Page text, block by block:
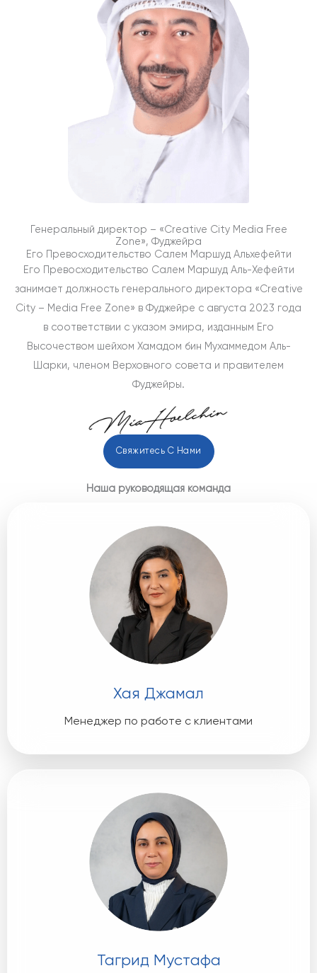
Генеральный директор – «Creative City Media Free
Zone», Фуджейра
Его Превосходительство Салем Маршуд Альхефейти
Его Превосходительство Салем Маршуд Аль-Хефейти
занимает должность генерального директора «Creative
City – Media Free Zone» в Фуджейре с августа 2023 года
в соответствии с указом эмира, изданным Его
Высочеством шейхом Хамадом бин Мухаммедом Аль-
Шарки, членом Верховного совета и правителем
Фуджейры.
Свяжитесь С Нами
Наша руководящая команда
Хая Джамал
Менеджер по работе с клиентами
Тагрид Мустафа